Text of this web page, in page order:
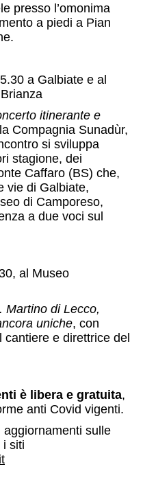
presso l’omonima
a piedi a Pian
a Galbiate e al
itinerante e
Compagnia Sunadùr,
si sviluppa
stagione, dei
Caffaro (BS) che,
vie di Galbiate,
di Camporeso,
a due voci sul
al Museo
Martino di Lecco,
uniche, con
e direttrice del
è libera e gratuita,
anti Covid vigenti.
sulle
i siti